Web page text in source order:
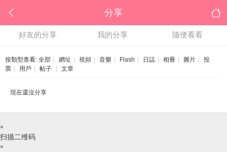
分享
好友的分享 我的分享 隨便看看
按類型查看: 全部 網址 視頻 音樂 Flash 日誌 相冊 圖片
投
票
用戶 帖子 文章
現在還沒分享
×
扫描二维码
×